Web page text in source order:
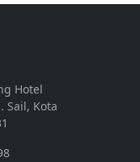
Hotel
Sail, Kota